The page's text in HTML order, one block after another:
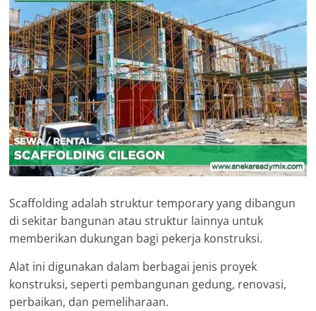
Scaffolding adalah struktur temporary yang dibangun
di sekitar bangunan atau struktur lainnya untuk
memberikan dukungan bagi pekerja konstruksi.
Alat ini digunakan dalam berbagai jenis proyek
konstruksi, seperti pembangunan gedung, renovasi,
perbaikan, dan pemeliharaan.